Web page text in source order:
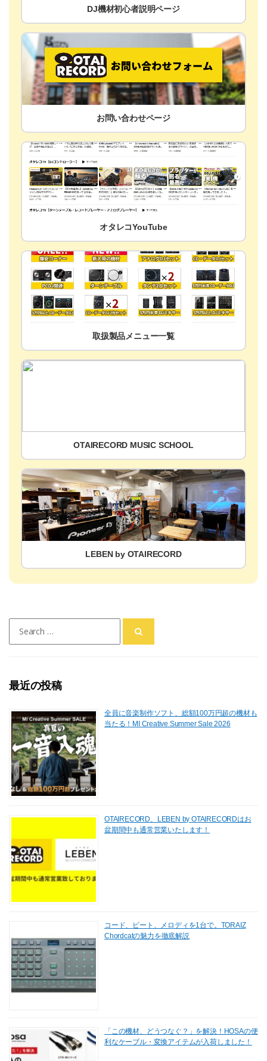
DJ機材初心者説明ページ
お問い合わせページ
オタレコYouTube
取扱製品メニュー一覧
OTAIRECORD MUSIC SCHOOL
LEBEN by OTAIRECORD
for:
最近の投稿
全員に音楽制作ソフト、総額100万円超の機材も
当たる！MI Creative Summer Sale 2026
OTAIRECORD、LEBEN by OTAIRECORDはお
盆期間中も通常営業いたします！
コード、ビート、メロディを1台で。TORAIZ
Chordcatの魅力を徹底解説
「この機材、どうつなぐ？」を解決！HOSAの便
利なケーブル・変換アイテムが入荷しました！